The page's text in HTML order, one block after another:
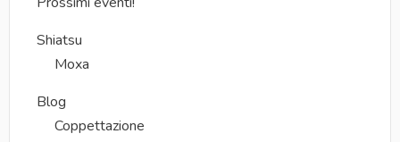
Shiatsu
Moxa
Blog
Coppettazione